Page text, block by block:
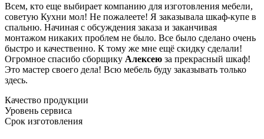
Всем, кто еще выбирает компанию для изготовления мебели,
советую Кухни мол! Не пожалеете! Я заказывала шкаф-купе в
спальню. Начиная с обсуждения заказа и заканчивая
монтажом никаких проблем не было. Все было сделано очень
быстро и качественно. К тому же мне ещё скидку сделали!
Огромное спасибо сборщику Алексею за прекрасный шкаф!
Это мастер своего дела! Всю мебель буду заказывать только
здесь.
Качество продукции
Уровень сервиса
Срок изготовления